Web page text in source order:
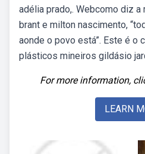
adélia prado,. Webcomo diz a
brant e milton nascimento,
aonde o povo está”. Este é o
plásticos mineiros gildásio
For more information,
LEARN